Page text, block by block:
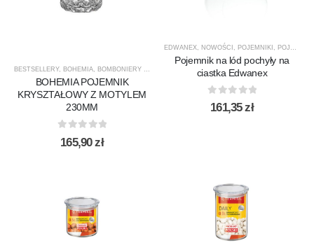
BESTSELLERY, BOHEMIA, BOMBONIERY Z PRZYKRYCIEM DLA NIEJ, INNE
BOHEMIA POJEMNIK
KRYSZTAŁOWY Z MOTYLEM
230MM
out of 5
165,90zł
EDWANEX NOWOŚCI POJEMNIKI POJEMNIKI
Pojemnik na lód pochyły na
ciastka Edwanex
0out of 5
161,35zł